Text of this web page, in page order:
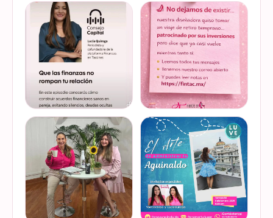
Felices de haber sido
invitadas, por cuarto año
consecutivo, a participar en
la Global Money Week, una
iniciativa que impulsa la
educación f…
VER EN
INSTAGRAM
Del 17 al 22 de marzo se
lleva a cabo la Global
Money Week 2026 (Semana
Mundial del Dinero).
Finanzas en Tacones
somos parte de esta
Jornada…
VER EN
INSTAGRAM
@lucyquiroga tuvo la
oportunidad de conversar
con la gran Ilana Sod, en el
#podcast Consejo Capital
de @scotiabankmx Gracias
por la invitac…
VER EN
INSTAGRAM
Prometemos que no
desaparecimos… solo
estamos reorganizando
todo (y esperando a que el
diseñador vuelva del retiro
😅). No estamos publicand…
VER EN
INSTAGRAM